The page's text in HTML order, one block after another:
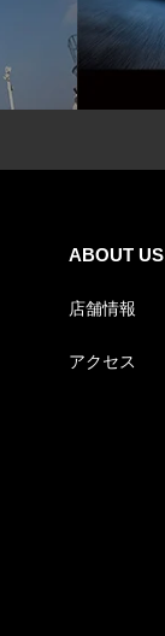
ABOUT US
店舗情報
アクセス